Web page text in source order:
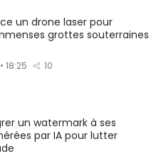
un drone laser pour
grottes souterraines
18:25 10
un watermark à ses
par IA pour lutter